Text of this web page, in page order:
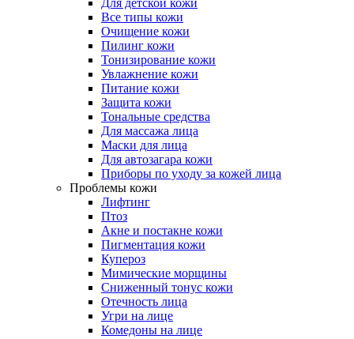
Для детской кожи
Все типы кожи
Очищение кожи
Пилинг кожи
Тонизирование кожи
Увлажнение кожи
Питание кожи
Защита кожи
Тональные средства
Для массажа лица
Маски для лица
Для автозагара кожи
Приборы по уходу за кожей лица
Проблемы кожи
Лифтинг
Птоз
Акне и постакне кожи
Пигментация кожи
Купероз
Мимические морщины
Сниженный тонус кожи
Отечность лица
Угри на лице
Комедоны на лице